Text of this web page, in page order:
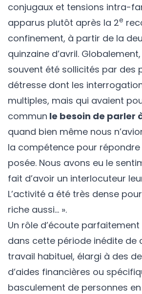
conjugaux et tensions intra-
apparus plutôt après la 2e
confinement, à partir de la
quinzaine d’avril.
souvent été sollicités par des
détresse dont les
multiples, mais qui avaient
commun le besoin de parler
quand bien même nous
la compétence pour
posée. Nous avons eu le
fait d’avoir un interlocuteur
L’activité a été très dense
riche aussi… ».
Un rôle d’écoute parfaitement
dans cette période inédite de
travail habituel, élargi à des
d’aides financières ou
basculement de personnes